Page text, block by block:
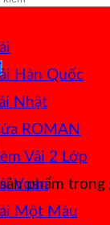
phẩm trong
Hàn Quốc
Nhật
ROMAN
Vải 2 Lớp
Voan
Một Màu